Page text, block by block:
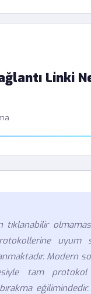
Linki
tıklanabilir
uyum
Modern
tam protokol